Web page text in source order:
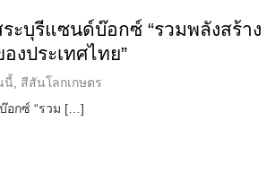
ะบุรีแซนด์บ๊อกซ์ “รวมพลังสร้าง
งประเทศไทย”
นี้, สีสันโลกเกษตร
อกซ์ “รวม […]